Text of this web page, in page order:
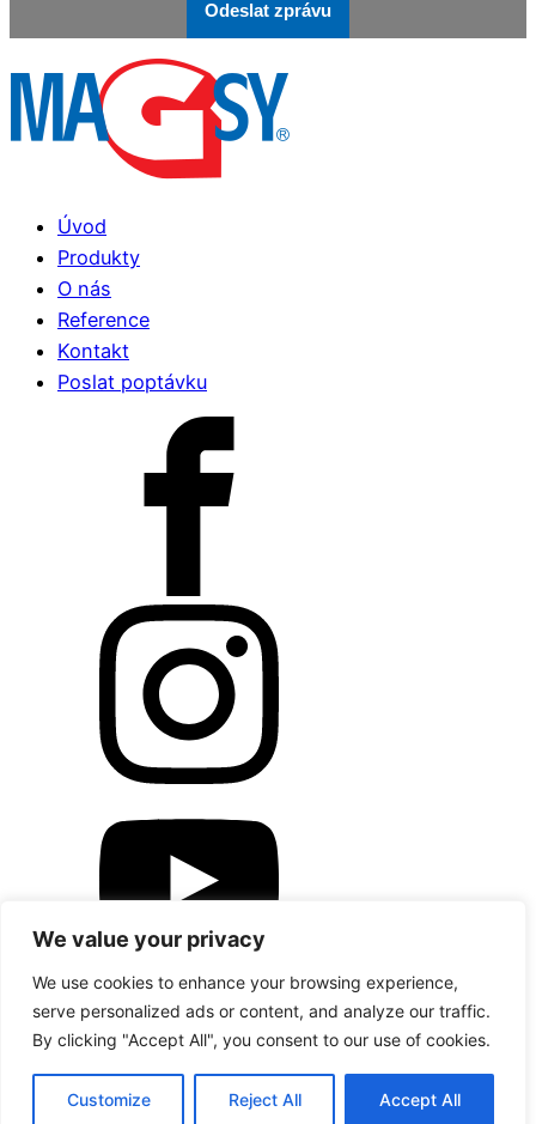
We value your privacy
We use cookies to enhance your browsing experience,
serve personalized ads or content, and analyze our traffic.
By clicking "Accept All", you consent to our use of cookies.
Customize Reject All Accept All
Odeslat zprávu
Úvod
Produkty
O nás
Reference
Kontakt
Poslat poptávku
Copyright © Magsy.cz
Nastavení souborů cookies
Ochrana osobních údajů